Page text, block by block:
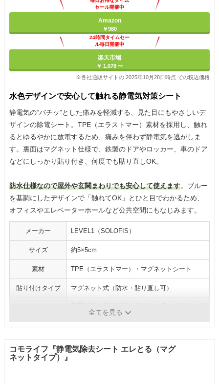
セール開催中
Amazon
￥980
24時間タイムセー
ル毎日開催中
楽天市場
￥ 1,078 〜
※各社通販サイトの 2025年10月28日時点 での税込価格
水色デザインで安心して触れる静電気対策シート
静電気の“バチッ”とした痛みを軽減する、見た目にもやさしいデ
ザインの除電シート。TPE（エラストマー）素材を採用し、触れ
るとゆるやかに放電するため、痛みを伴わず静電気を逃がしま
す。裏面はマグネット仕様で、鉄製のドアやロッカー、車のドア
などにしっかり貼り付き、何度でも貼り直しOK。
防水仕様なので屋外や玄関まわりでも安心して使えます。ブルー
を基調にしたデザインで「触れてOK」とひと目でわかるため、
オフィスやエレベーターホールなど公共空間にもなじみます。
メーカー LEVEL1（SOLOFIS）
サイズ 約5×5cm
素材 TPE（エラストマー）・マグネットシート
貼り付けタイプ マグネット式（防水・貼り直し可）
フィス入口全てを見る
コモライフ『静電気除去シート エレとる（マグ
ネットタイプ）』